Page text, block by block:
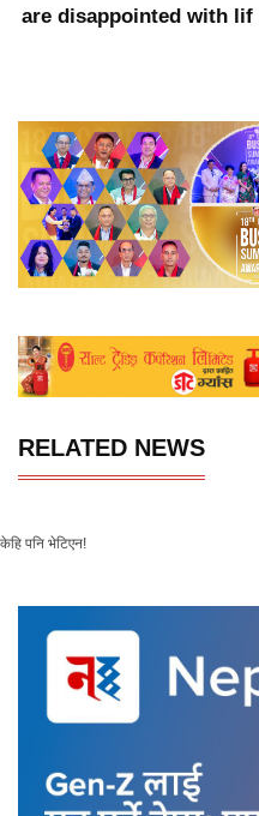
are disappointed with lif
RELATED NEWS
केहि पनि भेटिएन!